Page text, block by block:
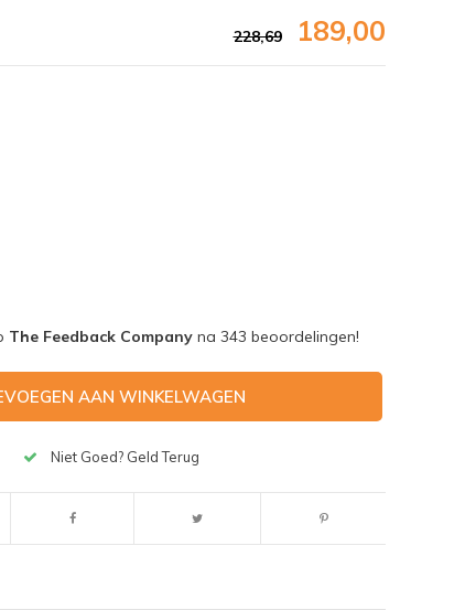
228,69 189,00
The Feedback Companyna 343 beoordelingen!
AAN WINKELWAGEN
Niet Goed? Geld Terug